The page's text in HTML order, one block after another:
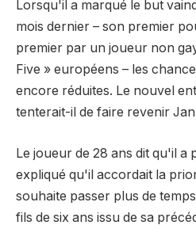
Lorsqu'il a marqué le but
mois dernier – son premier
premier par un joueur non
Five » européens – les
encore réduites. Le nouvel
tenterait-il de faire revenir
Le joueur de 28 ans dit qu'il a
expliqué qu'il accordait la
souhaite passer plus de
fils de six ans issu de sa